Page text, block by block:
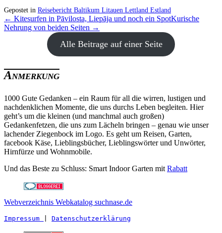
Gepostet in Reisebericht Baltikum Litauen Lettland Estland
← Kitesurfen in Pāvilosta, Liepāja und noch ein SpotKurische
Nehrung von beiden Seiten →
Alle Beitrage auf einer Seite
Anmerkung
1000 Gute Gedanken – ein Raum für all die wirren, lustigen und
nachdenklichen Momente, die uns durchs Leben begleiten. Hier
geht’s um die kleinen (und manchmal auch großen)
Gedankenfetzen, die uns zum Lächeln bringen – genau wie unser
lachender Ziegenbock im Logo. Es geht um Reisen, Garten,
facebook Käse, Lieblingsbücher, Lieblingswörter und Unwörter,
Hirnfürze und Wohnmobile.
Und das Beste zu Schluss: Smart Indoor Garten mit Rabatt
Webverzeichnis Webkatalog suchnase.de
Impressum Datenschutzerklärung